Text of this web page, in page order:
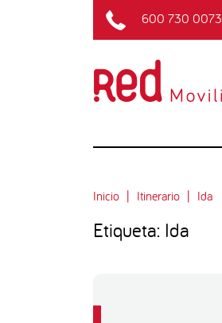
600 730 0073
Inicio Itinerario Ida
Etiqueta: Ida